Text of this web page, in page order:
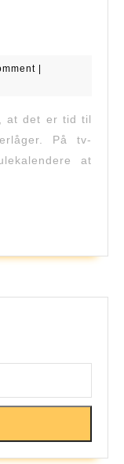
at det er tid til
På tv-
at